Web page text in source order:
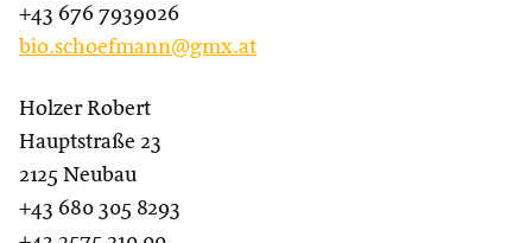
+43 676 7939026
bio.schoefmann@gmx.at
Holzer Robert
Hauptstraße 23
2125 Neubau
+43 680 305 8293